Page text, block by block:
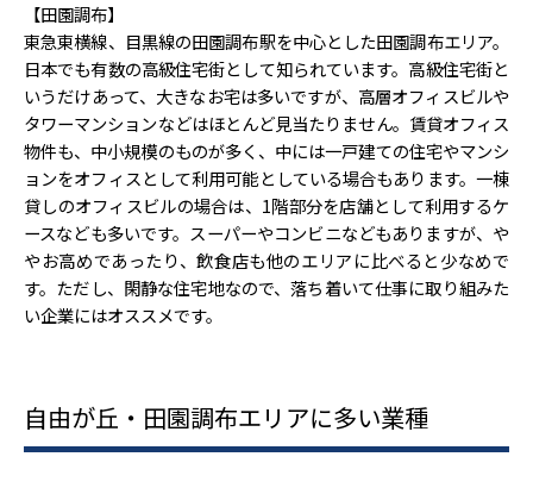
【田園調布】
東急東横線、目黒線の田園調布駅を中心とした田園調布エリア。
日本でも有数の高級住宅街として知られています。高級住宅街と
いうだけあって、大きなお宅は多いですが、高層オフィスビルや
タワーマンションなどはほとんど見当たりません。賃貸オフィス
物件も、中小規模のものが多く、中には一戸建ての住宅やマンシ
ョンをオフィスとして利用可能としている場合もあります。一棟
貸しのオフィスビルの場合は、1階部分を店舗として利用するケ
ースなども多いです。スーパーやコンビニなどもありますが、や
やお高めであったり、飲食店も他のエリアに比べると少なめで
す。ただし、閑静な住宅地なので、落ち着いて仕事に取り組みた
い企業にはオススメです。
自由が丘・田園調布エリアに多い業種